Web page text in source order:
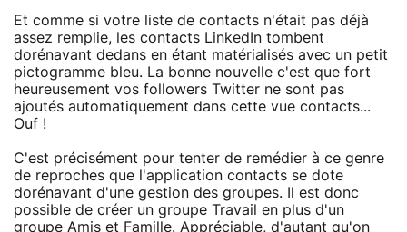
Et comme si votre liste de contacts n'était pas déjà
assez remplie, les contacts LinkedIn tombent
dorénavant dedans en étant matérialisés avec un petit
pictogramme bleu. La bonne nouvelle c'est que fort
heureusement vos followers Twitter ne sont pas
ajoutés automatiquement dans cette vue contacts...
Ouf !
C'est précisément pour tenter de remédier à ce genre
de reproches que l'application contacts se dote
dorénavant d'une gestion des groupes. Il est donc
possible de créer un groupe Travail en plus d'un
groupe Amis et Famille. Appréciable, d'autant qu'on